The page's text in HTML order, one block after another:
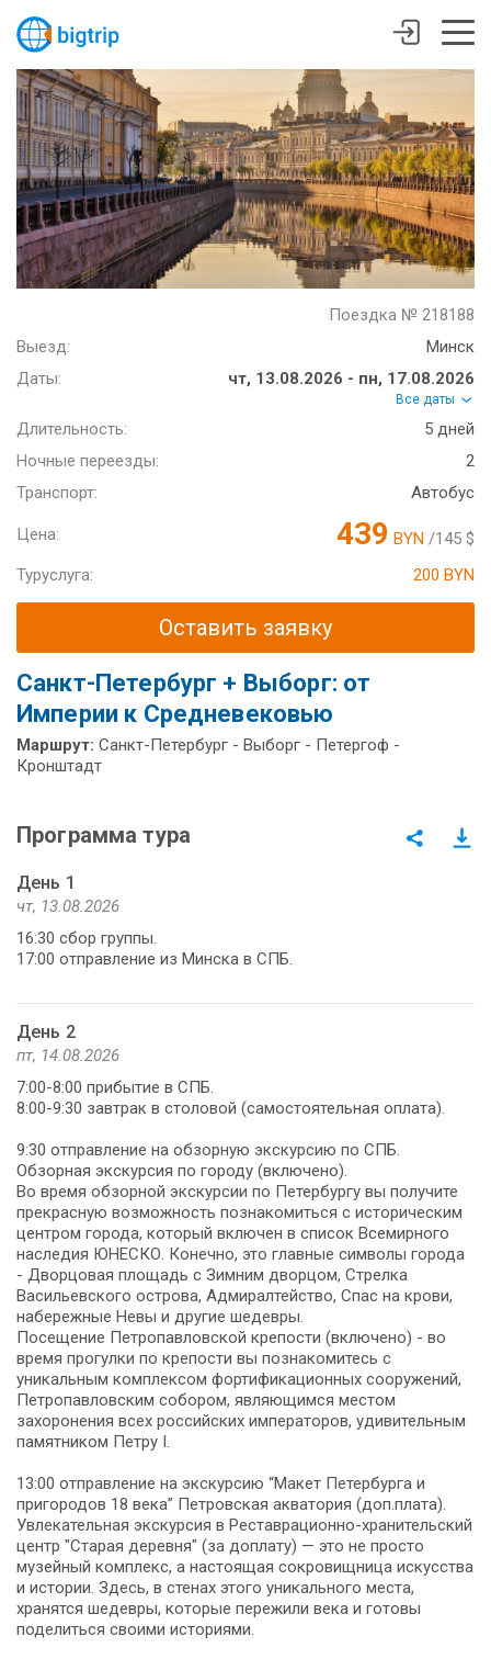
Поездка № 218188
Выезд:
Минск
Даты:
чт, 13.08.2026 - пн, 17.08.2026
Все даты
Длительность:
5 дней
Ночные переезды:
2
Транспорт:
Автобус
Цена: 439 BYN /145 $
Туруслуга:
200 BYN
Оставить заявку
Санкт-Петербург + Выборг: от
Империи к Средневековью
Маршрут: Санкт-Петербург - Выборг - Петергоф -
Кронштадт
Программа тура
День 1
чт, 13.08.2026
16:30 сбор группы.
17:00 отправление из Минска в СПБ.
День 2
пт, 14.08.2026
7:00-8:00 прибытие в СПБ.
8:00-9:30 завтрак в столовой (самостоятельная оплата).
9:30 отправление на обзорную экскурсию по СПБ.
Обзорная экскурсия по городу (включено).
Во время обзорной экскурсии по Петербургу вы получите
прекрасную возможность познакомиться с историческим
центром города, который включен в список Всемирного
наследия ЮНЕСКО. Конечно, это главные символы города
- Дворцовая площадь с Зимним дворцом, Стрелка
Васильевского острова, Адмиралтейство, Спас на крови,
набережные Невы и другие шедевры.
Посещение Петропавловской крепости (включено) - во
время прогулки по крепости вы познакомитесь с
уникальным комплексом фортификационных сооружений,
Петропавловским собором, являющимся местом
захоронения всех российских императоров, удивительным
памятником Петру I.
13:00 отправление на экскурсию “Макет Петербурга и
пригородов 18 века” Петровская акватория (доп.плата).
Увлекательная экскурсия в Реставрационно-хранительский
центр "Старая деревня" (за доплату) — это не просто
музейный комплекс, а настоящая сокровищница искусства
и истории. Здесь, в стенах этого уникального места,
хранятся шедевры, которые пережили века и готовы
поделиться своими историями.